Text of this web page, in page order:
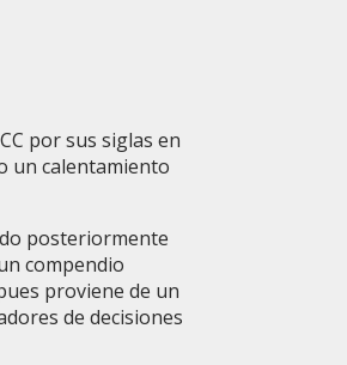
por sus siglas en
un calentamiento
posteriormente
compendio
proviene de un
de decisiones